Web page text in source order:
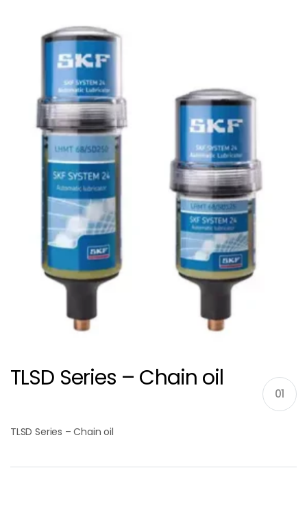
TLSD Series – Chain oil
01
TLSD Series – Chain oil